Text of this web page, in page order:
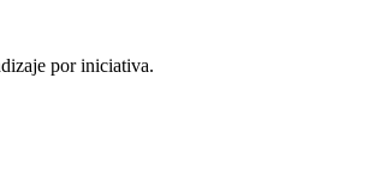
por iniciativa.